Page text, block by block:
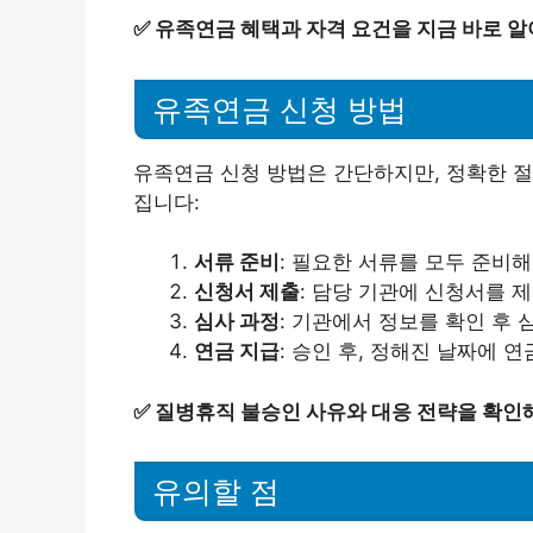
✅ 유족연금 혜택과 자격 요건을 지금 바로
유족연금 신청 방법
유족연금 신청 방법은 간단하지만, 정확한
집니다:
서류 준비 : 필요한 서류를 모두 준비
신청서 제출: 담당 기관에 신청서를
심사 과정: 기관에서 정보를 확인 후
연금 지급: 승인 후, 정해진 날짜에 연
✅ 질병휴직 불승인 사유와 대응 전략을 확인
유의할 점